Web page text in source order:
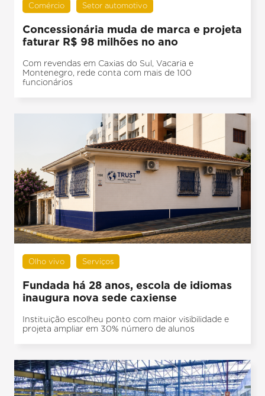
Comércio Setor automotivo
Concessionária muda de marca e projeta
faturar R$ 98 milhões no ano
Com revendas em Caxias do Sul, Vacaria e
Montenegro, rede conta com mais de 100
funcionários
Olho vivo Serviços
Fundada há 28 anos, escola de idiomas
inaugura nova sede caxiense
Instituição escolheu ponto com maior visibilidade e
projeta ampliar em 30% número de alunos